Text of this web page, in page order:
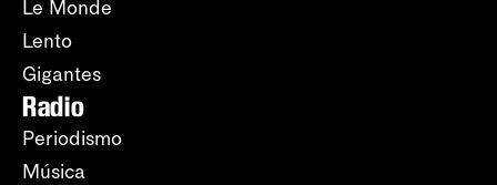
Le Monde
Lento
Gigantes
Radio
Periodismo
Música